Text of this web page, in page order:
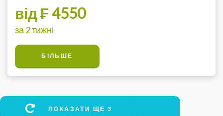
від ₣ 4550
за 2 тижні
БІЛЬШЕ
ПОКАЗАТИ ЩЕ 3